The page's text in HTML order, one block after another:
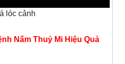
lóc cảnh
Nấm Thuỷ Mi Hiệu Quả